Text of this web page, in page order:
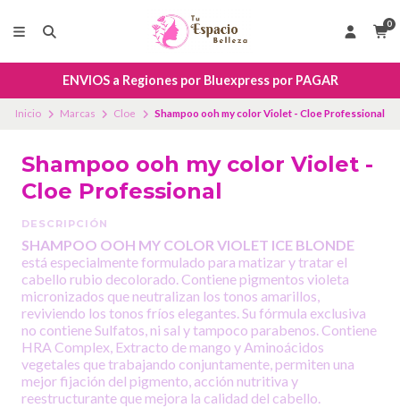
0
ENVIOS a Regiones por Bluexpress por PAGAR
Inicio Marcas Cloe Shampoo ooh my color Violet - Cloe Professional
Shampoo ooh my color Violet -
Cloe Professional
DESCRIPCIÓN
SHAMPOO OOH MY COLOR VIOLET ICE BLONDE
está especialmente formulado para matizar y tratar el
cabello rubio decolorado. Contiene pigmentos violeta
micronizados que neutralizan los tonos amarillos,
reviviendo los tonos fríos elegantes. Su fórmula exclusiva
no contiene Sulfatos, ni sal y tampoco parabenos. Contiene
HRA Complex, Extracto de mango y Aminoácidos
vegetales que trabajando conjuntamente, permiten una
mejor fijación del pigmento, acción nutritiva y
reestructurante que mejora la calidad del cabello.